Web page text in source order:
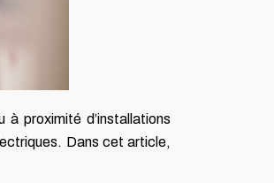
proximité d’installations
Dans cet article,